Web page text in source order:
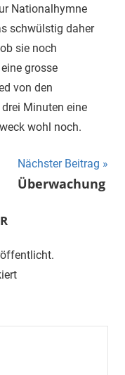
Nationalhymne
schwülstig daher
sie noch
grosse
von den
Minuten eine
wohl noch.
Nächster Beitrag
Überwachung